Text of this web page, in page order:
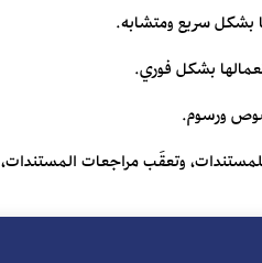
بشكل سريع ومتشابه.
بشكل فوري.
ورسوم.
وتعقَب مراجعات